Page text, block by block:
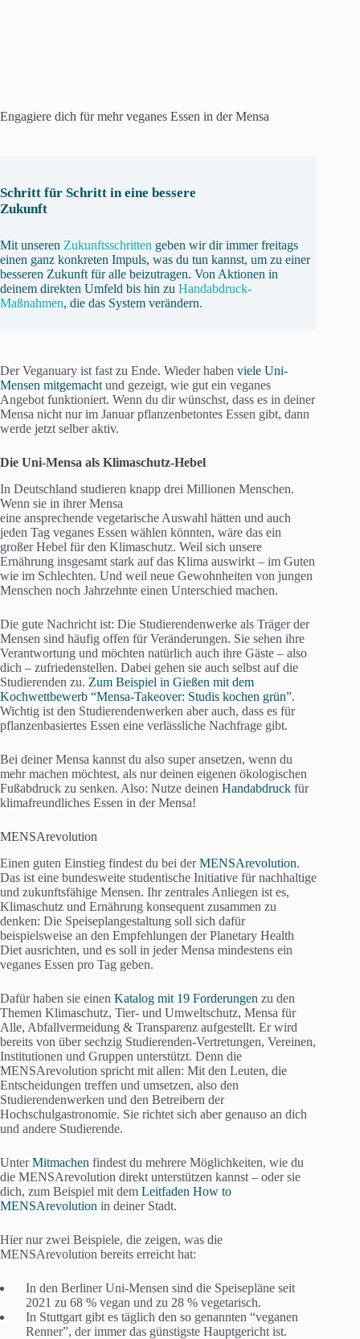
Engagiere dich für mehr veganes Essen in der Mensa
Schritt für Schritt in eine bessere
Zukunft
Mit unseren Zukunftsschritten geben wir dir immer freitags
einen ganz konkreten Impuls, was du tun kannst, um zu einer
besseren Zukunft für alle beizutragen. Von Aktionen in
deinem direkten Umfeld bis hin zu Handabdruck-
Maßnahmen, die das System verändern.
Der Veganuary ist fast zu Ende. Wieder haben viele Uni-
Mensen mitgemacht und gezeigt, wie gut ein veganes
Angebot funktioniert. Wenn du dir wünschst, dass es in deiner
Mensa nicht nur im Januar pflanzenbetontes Essen gibt, dann
werde jetzt selber aktiv.
Die Uni-Mensa als Klimaschutz-Hebel
In Deutschland studieren knapp drei Millionen Menschen.
Wenn sie in ihrer Mensa
eine ansprechende vegetarische Auswahl hätten und auch
jeden Tag veganes Essen wählen könnten, wäre das ein
großer Hebel für den Klimaschutz. Weil sich unsere
Ernährung insgesamt stark auf das Klima auswirkt – im Guten
wie im Schlechten. Und weil neue Gewohnheiten von jungen
Menschen noch Jahrzehnte einen Unterschied machen.
Die gute Nachricht ist: Die Studierendenwerke als Träger der
Mensen sind häufig offen für Veränderungen. Sie sehen ihre
Verantwortung und möchten natürlich auch ihre Gäste – also
dich – zufriedenstellen. Dabei gehen sie auch selbst auf die
Studierenden zu. Zum Beispiel in Gießen mit dem
Kochwettbewerb “Mensa-Takeover: Studis kochen grün”.
Wichtig ist den Studierendenwerken aber auch, dass es für
pflanzenbasiertes Essen eine verlässliche Nachfrage gibt.
Bei deiner Mensa kannst du also super ansetzen, wenn du
mehr machen möchtest, als nur deinen eigenen ökologischen
Fußabdruck zu senken. Also: Nutze deinen Handabdruck für
klimafreundliches Essen in der Mensa!
MENSArevolution
Einen guten Einstieg findest du bei derMENSArevolution.
Das ist eine bundesweite studentische Initiative für nachhaltige
und zukunftsfähige Mensen. Ihr zentrales Anliegen ist es,
Klimaschutz und Ernährung konsequent zusammen zu
denken: Die Speiseplangestaltung soll sich dafür
beispielsweise an den Empfehlungen der Planetary Health
Diet ausrichten, und es soll in jeder Mensa mindestens ein
veganes Essen pro Tag geben.
Dafür haben sie einen Katalog mit 19 Forderungen zu den
Themen Klimaschutz, Tier- und Umweltschutz, Mensa für
Alle, Abfallvermeidung & Transparenz aufgestellt. Er wird
bereits von über sechzig Studierenden-Vertretungen, Vereinen,
Institutionen und Gruppen unterstützt. Denn die
MENSArevolution spricht mit allen: Mit den Leuten, die
Entscheidungen treffen und umsetzen, also den
Studierendenwerken und den Betreibern der
Hochschulgastronomie. Sie richtet sich aber genauso an dich
und andere Studierende.
UnterMitmachen findest du mehrere Möglichkeiten, wie du
die MENSArevolution direkt unterstützen kannst – oder sie
dich, zum Beispiel mit dem Leitfaden How to
MENSArevolution in deiner Stadt.
Hier nur zwei Beispiele, die zeigen, was die
MENSArevolution bereits erreicht hat:
In den Berliner Uni-Mensen sind die Speisepläne seit
2021 zu 68 % vegan und zu 28 % vegetarisch.
In Stuttgart gibt es täglich den so genannten “veganen
Renner”, der immer das günstigste Hauptgericht ist.